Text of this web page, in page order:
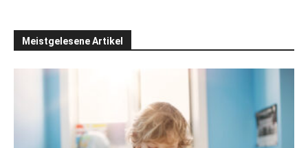
Meistgelesene Artikel